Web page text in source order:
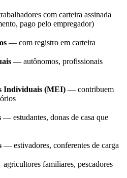
com carteira assinada
pago pelo empregador)
— com registro em carteira
— autônomos, profissionais
Individuais (MEI) — contribuem
— estudantes, donas de casa que
— estivadores, conferentes de carga
familiares, pescadores